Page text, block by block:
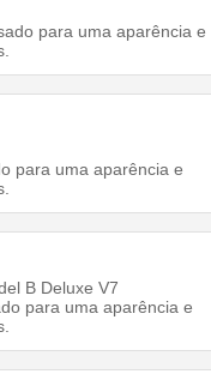
para uma aparência e
para uma aparência e
B Deluxe V7
para uma aparência e